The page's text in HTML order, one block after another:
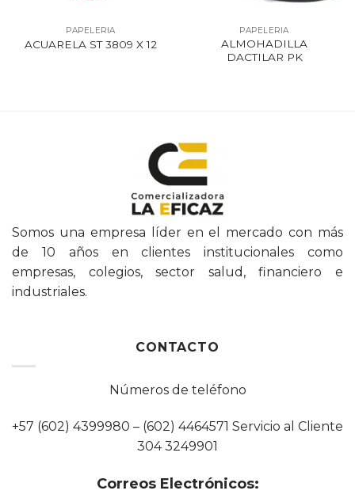
PAPELERIA
ACUARELA ST 3809 X 12
PAPELERIA
ALMOHADILLA
DACTILAR PK
Somos una empresa líder en el mercado con más
de 10 años en clientes institucionales como
empresas, colegios, sector salud, financiero e
industriales.
CONTACTO
Números de teléfono
+57 (602) 4399980 – (602) 4464571 Servicio al Cliente
304 3249901
Correos Electrónicos: